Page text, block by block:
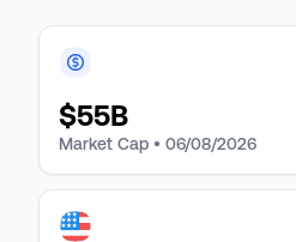
$55B
Market Cap • 06/08/2026